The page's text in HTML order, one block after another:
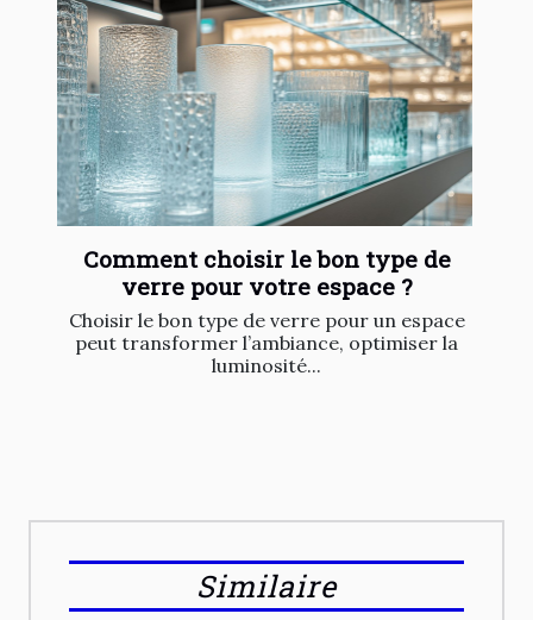
Comment choisir le bon type de
verre pour votre espace ?
Choisir le bon type de verre pour un espace
peut transformer l’ambiance, optimiser la
luminosité...
Similaire